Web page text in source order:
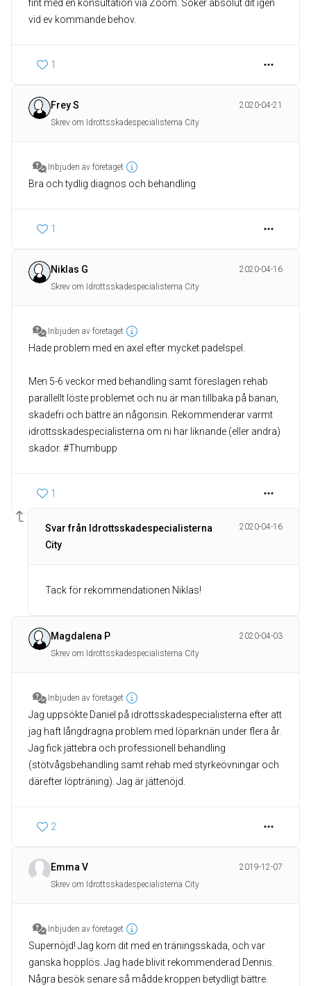
fint med en konsultation via Zoom. Söker absolut dit igen
vid ev kommande behov.
1
Frey S
2020-04-21
Skrev om Idrottsskadespecialisterna City
Inbjuden av företaget
Bra och tydlig diagnos och behandling
1
Niklas G
2020-04-16
Skrev om Idrottsskadespecialisterna City
Inbjuden av företaget
Hade problem med en axel efter mycket padelspel.
Men 5-6 veckor med behandling samt föreslagen rehab
parallellt löste problemet och nu är man tillbaka på banan,
skadefri och bättre än någonsin. Rekommenderar varmt
idrottsskadespecialisterna om ni har liknande (eller andra)
skador. #Thumbupp
1
Svar från Idrottsskadespecialisterna
City
2020-04-16
Tack för rekommendationen Niklas!
Magdalena P
2020-04-03
Skrev om Idrottsskadespecialisterna City
Inbjuden av företaget
Jag uppsökte Daniel på idrottsskadespecialisterna efter att
jag haft långdragna problem med löparknän under flera år.
Jag fick jättebra och professionell behandling
(stötvågsbehandling samt rehab med styrkeövningar och
därefter löpträning). Jag är jättenöjd.
2
Emma V
2019-12-07
Skrev om Idrottsskadespecialisterna City
Inbjuden av företaget
Supernöjd! Jag kom dit med en träningsskada, och var
ganska hopplös. Jag hade blivit rekommenderad Dennis.
Några besök senare så mådde kroppen betydligt bättre.